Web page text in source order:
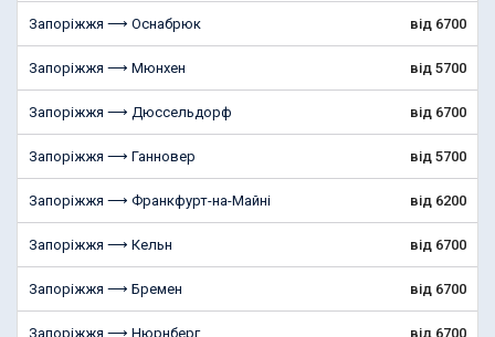
Запоріжжя ⟶ Оснабрюк від 6700
Запоріжжя ⟶ Мюнхен від 5700
Запоріжжя ⟶ Дюссельдорф від 6700
Запоріжжя ⟶ Ганновер від 5700
Запоріжжя ⟶ Франкфурт-на-Майні від 6200
Запоріжжя ⟶ Кельн від 6700
Запоріжжя ⟶ Бремен від 6700
Запоріжжя ⟶ Нюрнберг від 6700